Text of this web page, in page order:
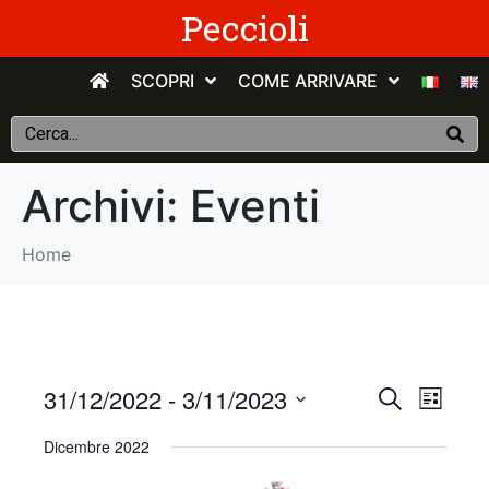
Peccioli
SCOPRI COME ARRIVARE
Archivi: Eventi
Home
E
v
C
r
E
E
e
31/12/2022 - 3/11/2023
e
Dicembre 2022